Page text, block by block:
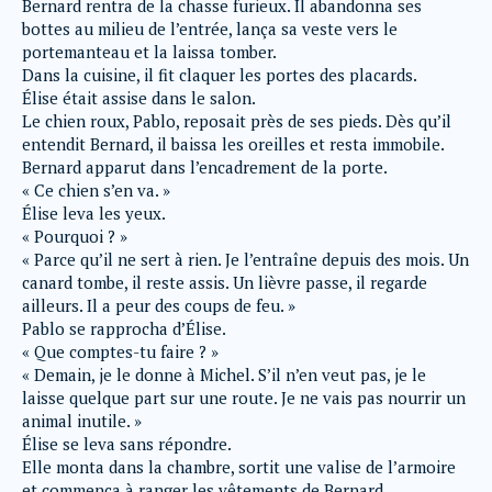
Bernard rentra de la chasse furieux. Il abandonna ses
bottes au milieu de l’entrée, lança sa veste vers le
portemanteau et la laissa tomber.
Dans la cuisine, il fit claquer les portes des placards.
Élise était assise dans le salon.
Le chien roux, Pablo, reposait près de ses pieds. Dès qu’il
entendit Bernard, il baissa les oreilles et resta immobile.
Bernard apparut dans l’encadrement de la porte.
« Ce chien s’en va. »
Élise leva les yeux.
« Pourquoi ? »
« Parce qu’il ne sert à rien. Je l’entraîne depuis des mois. Un
canard tombe, il reste assis. Un lièvre passe, il regarde
ailleurs. Il a peur des coups de feu. »
Pablo se rapprocha d’Élise.
« Que comptes-tu faire ? »
« Demain, je le donne à Michel. S’il n’en veut pas, je le
laisse quelque part sur une route. Je ne vais pas nourrir un
animal inutile. »
Élise se leva sans répondre.
Elle monta dans la chambre, sortit une valise de l’armoire